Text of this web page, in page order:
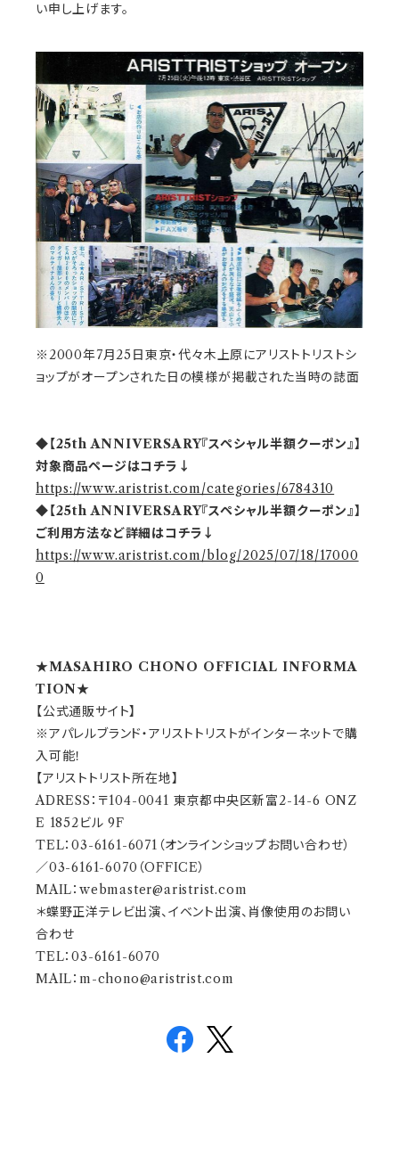
い申し上げます。
※2000年7月25日東京・代々木上原にアリストトリストシ
ョップがオープンされた日の模様が掲載された当時の誌面
◆【25th ANNIVERSARY『スペシャル半額クーポン』】
対象商品ページはコチラ↓
https://www.aristrist.com/categories/6784310
◆【25th ANNIVERSARY『スペシャル半額クーポン』】
ご利用方法など詳細はコチラ↓
https://www.aristrist.com/blog/2025/07/18/17000
0
★MASAHIRO CHONO OFFICIAL INFORMA
TION★
【公式通販サイト】
※アパレルブランド・アリストトリストがインターネットで購
入可能！
【アリストトリスト所在地】
ADRESS：〒104-0041 東京都中央区新富2-14-6 ONZ
E 1852ビル 9F
TEL：03-6161-6071（オンラインショップお問い合わせ）
／03-6161-6070（OFFICE）
MAIL： webmaster@aristrist.com
＊蝶野正洋テレビ出演、イベント出演、肖像使用のお問い
合わせ
TEL：03-6161-6070
MAIL： m-chono@aristrist.com